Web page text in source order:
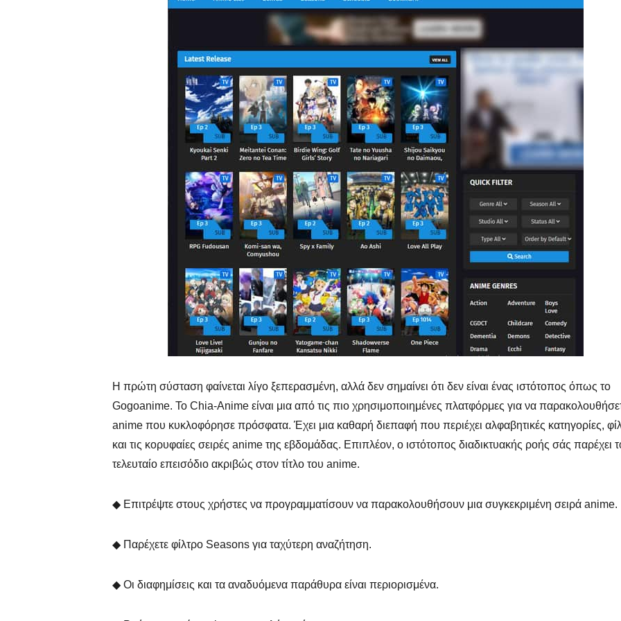
Η πρώτη σύσταση φαίνεται λίγο ξεπερασμένη, αλλά δεν σημαίνει ότι δεν είναι ένας ιστότοπος όπως το
Gogoanime. Το Chia-Anime είναι μια από τις πιο χρησιμοποιημένες πλατφόρμες για να
anime που κυκλοφόρησε πρόσφατα. Έχει μια καθαρή διεπαφή που περιέχει αλφαβητικές κατηγορίες,
και τις κορυφαίες σειρές anime της εβδομάδας. Επιπλέον, ο ιστότοπος διαδικτυακής ροής σάς παρέχει
τελευταίο επεισόδιο ακριβώς στον τίτλο του anime.
◆ Επιτρέψτε στους χρήστες να προγραμματίσουν να παρακολουθήσουν μια συγκεκριμένη σειρά anime.
◆ Παρέχετε φίλτρο Seasons για ταχύτερη αναζήτηση.
◆ Οι διαφημίσεις και τα αναδυόμενα παράθυρα είναι περιορισμένα.